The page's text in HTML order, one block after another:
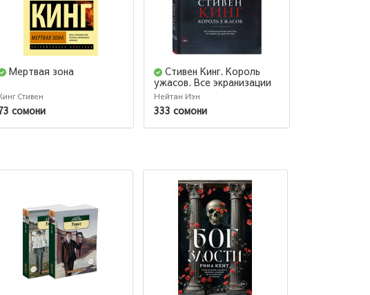
Мертвая зона
Стивен
сомони
Стивен Кинг. Король
ужасов. Все экранизации
книг мастера: от «Кэрри»
до «Доктор Сон»
Нейтан Иэн
333 сомони